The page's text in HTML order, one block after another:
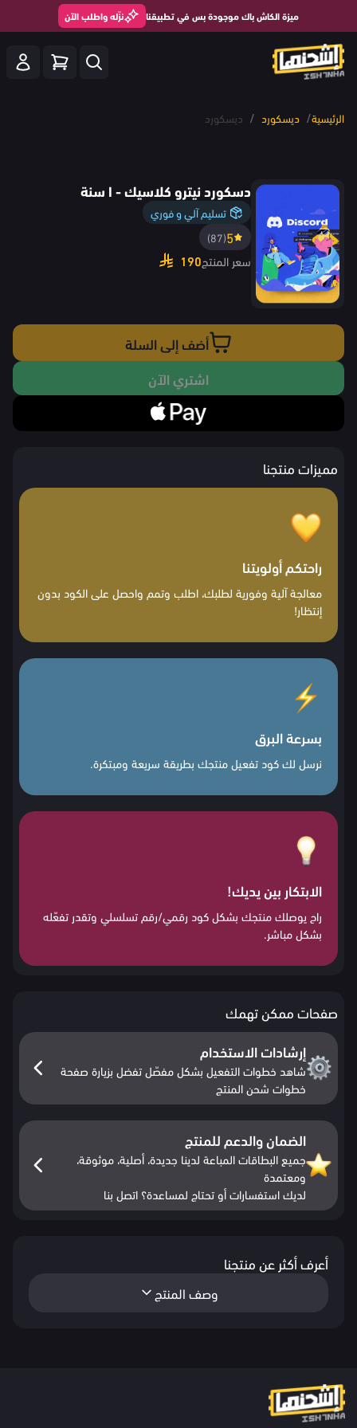
ميزة الكاش باك موجودة بس في تطبيقنا نزّله واطلب الآن
الرئيسية/ ديسكورد / ديسكورد
دسكورد نيترو كلاسيك - ا سنة
تسليم آلي و فوري
5
(87)
سعر المنتج190
أضف إلى السلة
اشتري الآن
مميزات منتجنا
راحتكم أولويتنا
معالجة آلية وفورية لطلبك، اطلب وتمم واحصل على الكود بدون
إنتظار!
بسرعة البرق
نرسل لك كود تفعيل منتجك بطريقة سريعة ومبتكرة.
الابتكار بين يديك!
راح يوصلك منتجك بشكل كود رقمي/رقم تسلسلي وتقدر تفعّله
بشكل مباشر.
صفحات ممكن تهمك
إرشادات الاستخدام
شاهد خطوات التفعيل بشكل مفصّل تفضل بزيارة صفحة
خطوات شحن المنتج
الضمان والدعم للمنتج
جميع البطاقات المباعة لدينا جديدة، أصلية، موثوقة،
ومعتمدة
لديك استفسارات أو تحتاج لمساعدة؟ اتصل بنا
أعرف أكثر عن منتجنا
وصف المنتج